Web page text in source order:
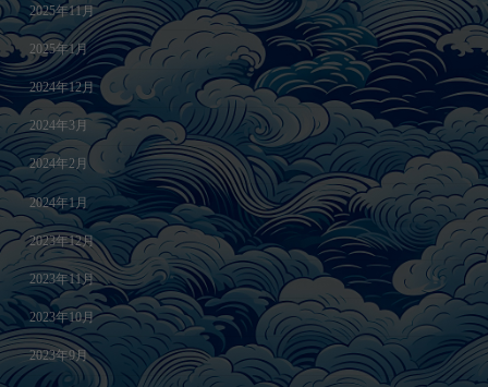
2025年11月
2025年1月
2024年12月
2024年3月
2024年2月
2024年1月
2023年12月
2023年11月
2023年10月
2023年9月